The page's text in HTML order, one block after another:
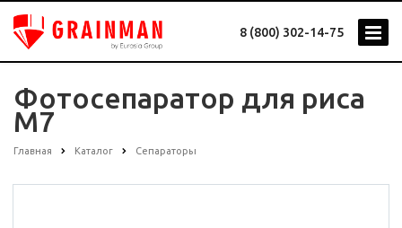
8 (800) 302-14-75
Фотосепаратор для риса
M7
Главная Каталог Сепараторы